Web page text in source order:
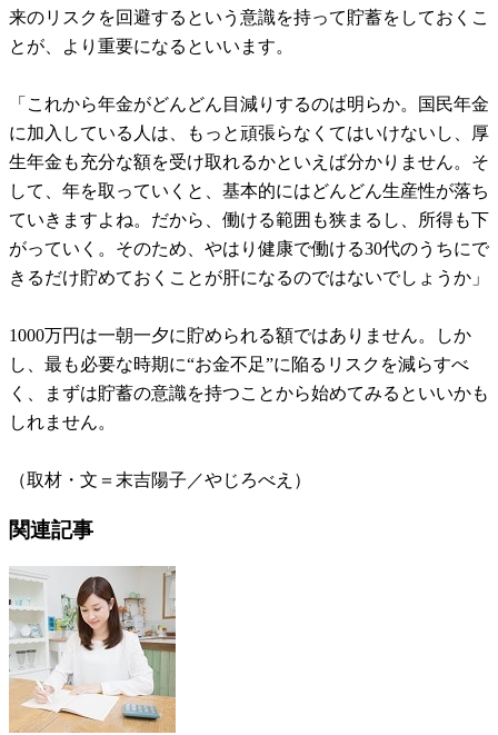
来のリスクを回避するという意識を持って貯蓄をしておくこ
とが、より重要になるといいます。
「これから年金がどんどん目減りするのは明らか。国民年金
に加入している人は、もっと頑張らなくてはいけないし、厚
生年金も充分な額を受け取れるかといえば分かりません。そ
して、年を取っていくと、基本的にはどんどん生産性が落ち
ていきますよね。だから、働ける範囲も狭まるし、所得も下
がっていく。そのため、やはり健康で働ける30代のうちにで
きるだけ貯めておくことが肝になるのではないでしょうか」
1000万円は一朝一夕に貯められる額ではありません。しか
し、最も必要な時期に“お金不足”に陥るリスクを減らすべ
く、まずは貯蓄の意識を持つことから始めてみるといいかも
しれません。
（取材・文＝末吉陽子／やじろべえ）
関連記事